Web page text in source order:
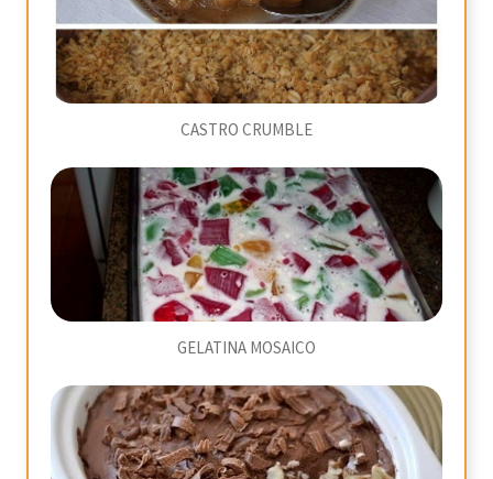
CASTRO CRUMBLE
GELATINA MOSAICO